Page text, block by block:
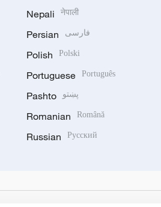
Nepali नेपाली
Persian فارسی
Polish Polski
Portuguese Português
Pashto پښتو
Romanian Română
Russian Русский